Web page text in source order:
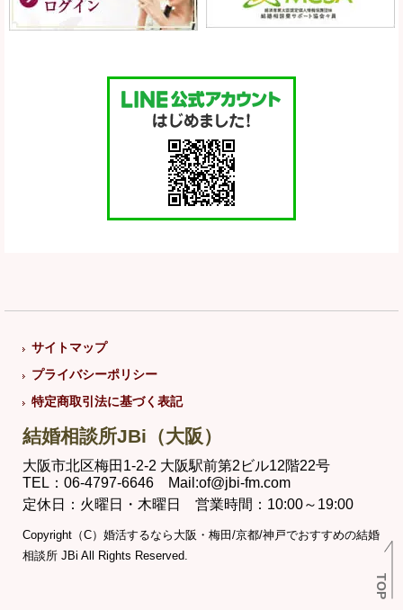
TOP
サイトマップ
プライバシーポリシー
特定商取引法に基づく表記
結婚相談所JBi（大阪）
大阪市北区梅田1-2-2 大阪駅前第2ビル12階22号
TEL：06-4797-6646 Mail:of@jbi-fm.com
定休日：火曜日・木曜日 営業時間：10:00～19:00
Copyright（C）婚活するなら大阪・梅田/京都/神戸でおすすめの結婚
相談所 JBi All Rights Reserved.